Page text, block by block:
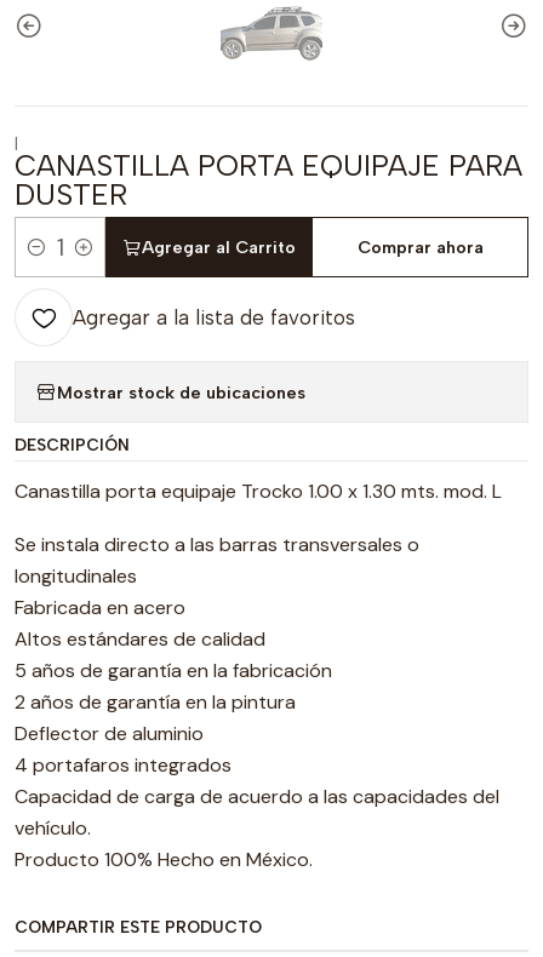
|
CANASTILLA PORTA EQUIPAJE PARA
DUSTER
Cantidad
Agregar al Carrito Comprar ahora
Agregar a la lista de favoritos
Mostrar stock de ubicaciones
DESCRIPCIÓN
Canastilla porta equipaje Trocko 1.00 x 1.30 mts. mod. L
Se instala directo a las barras transversales o
longitudinales
Fabricada en acero
Altos estándares de calidad
5 años de garantía en la fabricación
2 años de garantía en la pintura
Deflector de aluminio
4 portafaros integrados
Capacidad de carga de acuerdo a las capacidades del
vehículo.
Producto 100% Hecho en México.
COMPARTIR ESTE PRODUCTO